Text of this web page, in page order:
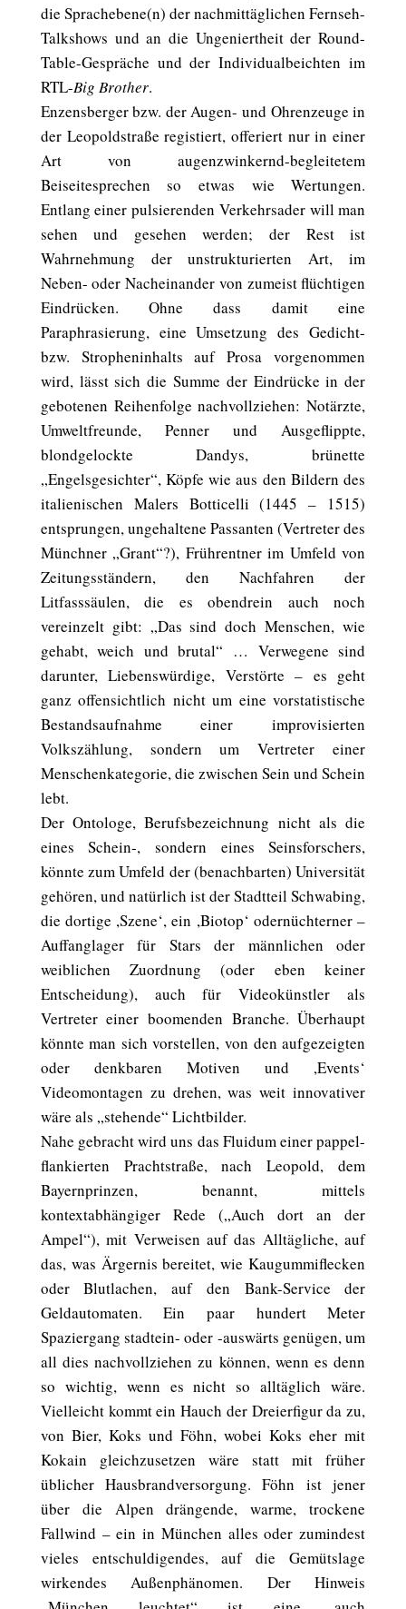
die Sprachebene(n) der nachmittäglichen Fernseh-
Talkshows und an die Ungeniertheit der Round-
Table-Gespräche und der Individualbeichten im
RTL-Big Brother.
Enzensberger bzw. der Augen- und Ohrenzeuge in
der Leopoldstraße registiert, offeriert nur in einer
Art von augenzwinkernd-begleitetem
Beiseitesprechen so etwas wie Wertungen.
Entlang einer pulsierenden Verkehrsader will man
sehen und gesehen werden; der Rest ist
Wahrnehmung der unstrukturierten Art, im
Neben- oder Nacheinander von zumeist flüchtigen
Eindrücken. Ohne dass damit eine
Paraphrasierung, eine Umsetzung des Gedicht-
bzw. Stropheninhalts auf Prosa vorgenommen
wird, lässt sich die Summe der Eindrücke in der
gebotenen Reihenfolge nachvollziehen: Notärzte,
Umweltfreunde, Penner und Ausgeflippte,
blondgelockte Dandys, brünette
„Engelsgesichter“, Köpfe wie aus den Bildern des
italienischen Malers Botticelli (1445 – 1515)
entsprungen, ungehaltene Passanten (Vertreter des
Münchner „Grant“?), Frührentner im Umfeld von
Zeitungsständern, den Nachfahren der
Litfasssäulen, die es obendrein auch noch
vereinzelt gibt: „Das sind doch Menschen, wie
gehabt, weich und brutal“ … Verwegene sind
darunter, Liebenswürdige, Verstörte – es geht
ganz offensichtlich nicht um eine vorstatistische
Bestandsaufnahme einer improvisierten
Volkszählung, sondern um Vertreter einer
Menschenkategorie, die zwischen Sein und Schein
lebt.
Der Ontologe, Berufsbezeichnung nicht als die
eines Schein-, sondern eines Seinsforschers,
könnte zum Umfeld der (benachbarten) Universität
gehören, und natürlich ist der Stadtteil Schwabing,
die dortige ,Szene‘, ein ,Biotop‘ odernüchterner –
Auffanglager für Stars der männlichen oder
weiblichen Zuordnung (oder eben keiner
Entscheidung), auch für Videokünstler als
Vertreter einer boomenden Branche. Überhaupt
könnte man sich vorstellen, von den aufgezeigten
oder denkbaren Motiven und ,Events‘
Videomontagen zu drehen, was weit innovativer
wäre als „stehende“ Lichtbilder.
Nahe gebracht wird uns das Fluidum einer pappel-
flankierten Prachtstraße, nach Leopold, dem
Bayernprinzen, benannt, mittels
kontextabhängiger Rede („Auch dort an der
Ampel“), mit Verweisen auf das Alltägliche, auf
das, was Ärgernis bereitet, wie Kaugummiflecken
oder Blutlachen, auf den Bank-Service der
Geldautomaten. Ein paar hundert Meter
Spaziergang stadtein- oder -auswärts genügen, um
all dies nachvollziehen zu können, wenn es denn
so wichtig, wenn es nicht so alltäglich wäre.
Vielleicht kommt ein Hauch der Dreierfigur da zu,
von Bier, Koks und Föhn, wobei Koks eher mit
Kokain gleichzusetzen wäre statt mit früher
üblicher Hausbrandversorgung. Föhn ist jener
über die Alpen drängende, warme, trockene
Fallwind – ein in München alles oder zumindest
vieles entschuldigendes, auf die Gemütslage
wirkendes Außenphänomen. Der Hinweis